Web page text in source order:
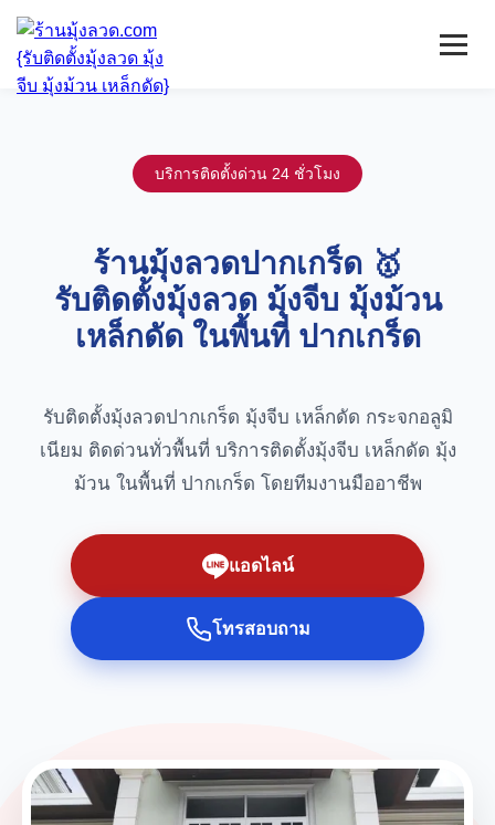
มุ้งลวดจีบ
เหล็กดัด
บริการ/พื้นที่ติดตั้ง
บทความ
ติดต่อเรา
บริการติดตั้งด่วน 24 ชั่วโมง
ร้านมุ้งลวดปากเกร็ด 🥇
รับติดตั้งมุ้งลวด มุ้งจีบ มุ้งม้วน
เหล็กดัด ในพื้นที่ ปากเกร็ด
รับติดตั้งมุ้งลวดปากเกร็ด มุ้งจีบ เหล็กดัด กระจกอลูมิ
เนียม ติดด่วนทั่วพื้นที่ บริการติดตั้งมุ้งจีบ เหล็กดัด มุ้ง
ม้วน ในพื้นที่ ปากเกร็ด โดยทีมงานมืออาชีพ
แอดไลน์
โทรสอบถาม